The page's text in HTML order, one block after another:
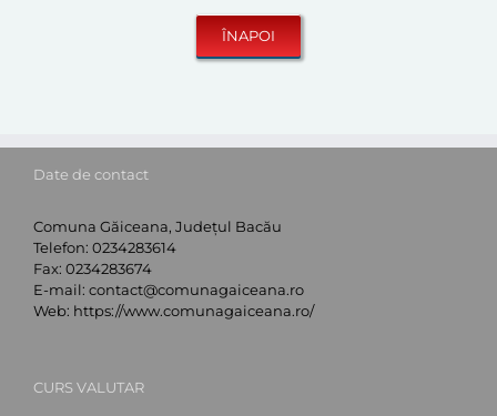
Date de contact
Comuna Găiceana, Județul Bacău
Telefon: 0234283614
Fax: 0234283674
E-mail: contact@comunagaiceana.ro
Web: https://www.comunagaiceana.ro/
CURS VALUTAR